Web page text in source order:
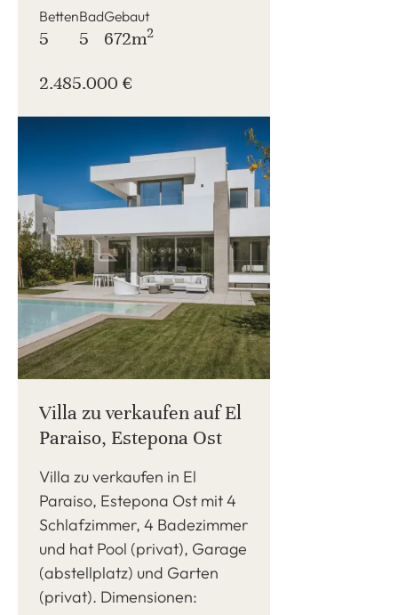
Betten
5
Bad
5
Gebaut
672m2
2.485.000 €
Villa zu verkaufen auf El
Paraiso, Estepona Ost
Villa zu verkaufen in El
Paraiso, Estepona Ost mit 4
Schlafzimmer, 4 Badezimmer
und hat Pool (privat), Garage
(abstellplatz) und Garten
(privat). Dimensionen: